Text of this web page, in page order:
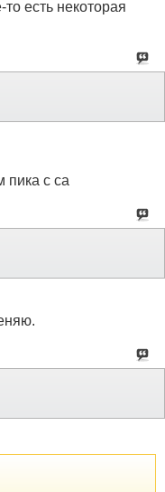
есть некоторая
пика с са